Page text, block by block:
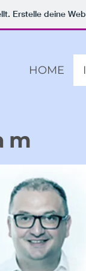
Erstelle deine
HOME